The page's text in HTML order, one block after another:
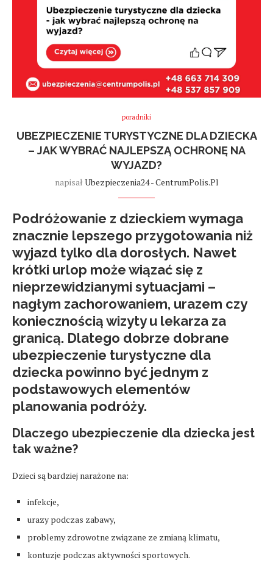
poradniki
UBEZPIECZENIE TURYSTYCZNE DLA DZIECKA
– JAK WYBRAĆ NAJLEPSZĄ OCHRONĘ NA
WYJAZD?
napisał Ubezpieczenia24 - CentrumPolis.pl
Podróżowanie z dzieckiem wymaga
znacznie lepszego przygotowania niż
wyjazd tylko dla dorosłych. Nawet
krótki urlop może wiązać się z
nieprzewidzianymi sytuacjami –
nagłym zachorowaniem, urazem czy
koniecznością wizyty u lekarza za
granicą. Dlatego dobrze dobrane
ubezpieczenie turystyczne dla
dziecka powinno być jednym z
podstawowych elementów
planowania podróży.
Dlaczego ubezpieczenie dla dziecka jest
tak ważne?
Dzieci są bardziej narażone na:
infekcje,
urazy podczas zabawy,
problemy zdrowotne związane ze zmianą klimatu,
kontuzje podczas aktywności sportowych.